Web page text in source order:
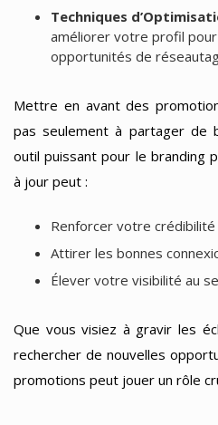
Techniques
améliorer votre profil
opportunités de
Mettre en avant des
pas seulement à partager de
outil puissant pour le branding
à jour peut :
Renforcer votre
Attirer les bonnes
Élever votre visibilité au
Que vous visiez à gravir les
rechercher de nouvelles
promotions peut jouer un rôle